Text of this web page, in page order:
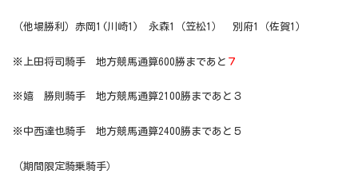
（他場勝利）赤岡1(川崎1) 永森1（笠松1） 別府1（佐賀1）
※上田将司騎手 地方競馬通算600勝まであと ７
※嬉 勝則騎手 地方競馬通算2100勝まであと３
※中西達也騎手 地方競馬通算2400勝まであと５
（期間限定騎乗騎手）